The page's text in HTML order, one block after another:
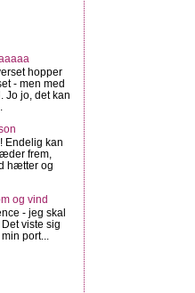
hopper
- men med
Jo jo, det kan
Endelig kan
frem,
hætter og
og vind
- jeg skal
viste sig
port...